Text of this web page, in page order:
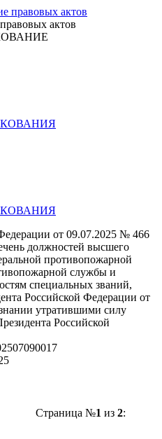
актов
от 09.07.2025 № 466
должностей высшего
противопожарной
службы и
специальных званий,
Российской Федерации от
утратившими силу
Российской
Страница №1 из 2: